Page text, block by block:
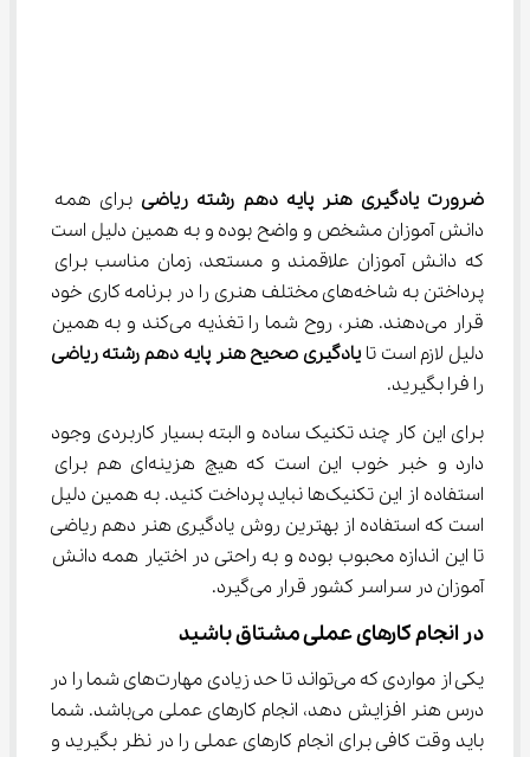
ضرورت یادگیری هنر پایه دهم رشته ریاضی برای همه
دانش آموزان مشخص و واضح بوده و به همین دلیل است
که دانش آموزان علاقمند و مستعد، زمان مناسب برای
پرداختن به شاخه‌های مختلف هنری را در برنامه کاری خود
قرار می‌دهند. هنر، روح شما را تغذیه می‌کند و به همین
دلیل لازم است تا یادگیری صحیح هنر پایه دهم رشته ریاضی
را فرا بگیرید.
برای این کار چند تکنیک ساده و البته بسیار کاربردی وجود
دارد و خبر خوب این است که هیچ هزینه‌ای هم برای
استفاده از این تکنیک‌ها نباید پرداخت کنید. به همین دلیل
است که استفاده از بهترین روش یادگیری هنر دهم ریاضی
تا این اندازه محبوب بوده و به راحتی در اختیار همه دانش
آموزان در سراسر کشور قرار می‌گیرد.
در انجام کارهای عملی مشتاق باشید
یکی از مواردی که می‌تواند تا حد زیادی مهارت‌های شما را در
درس هنر افزایش دهد، انجام کارهای عملی می‌باشد. شما
باید وقت کافی برای انجام کارهای عملی را در نظر بگیرید و